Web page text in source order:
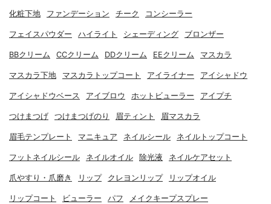
化粧下地 ファンデーション チーク コンシーラー
フェイスパウダー ハイライト シェーディング ブロンザー
BBクリーム CCクリーム DDクリーム EEクリーム マスカラ
マスカラ下地 マスカラトップコート アイライナー アイシャドウ
アイシャドウベース アイブロウ ホットビューラー アイプチ
つけまつげ つけまつげのり 眉ティント 眉マスカラ
眉毛テンプレート マニキュア ネイルシール ネイルトップコート
フットネイルシール ネイルオイル 除光液 ネイルケアセット
爪やすり・爪磨き リップ クレヨンリップ リップオイル
リップコート ビューラー パフ メイクキープスプレー